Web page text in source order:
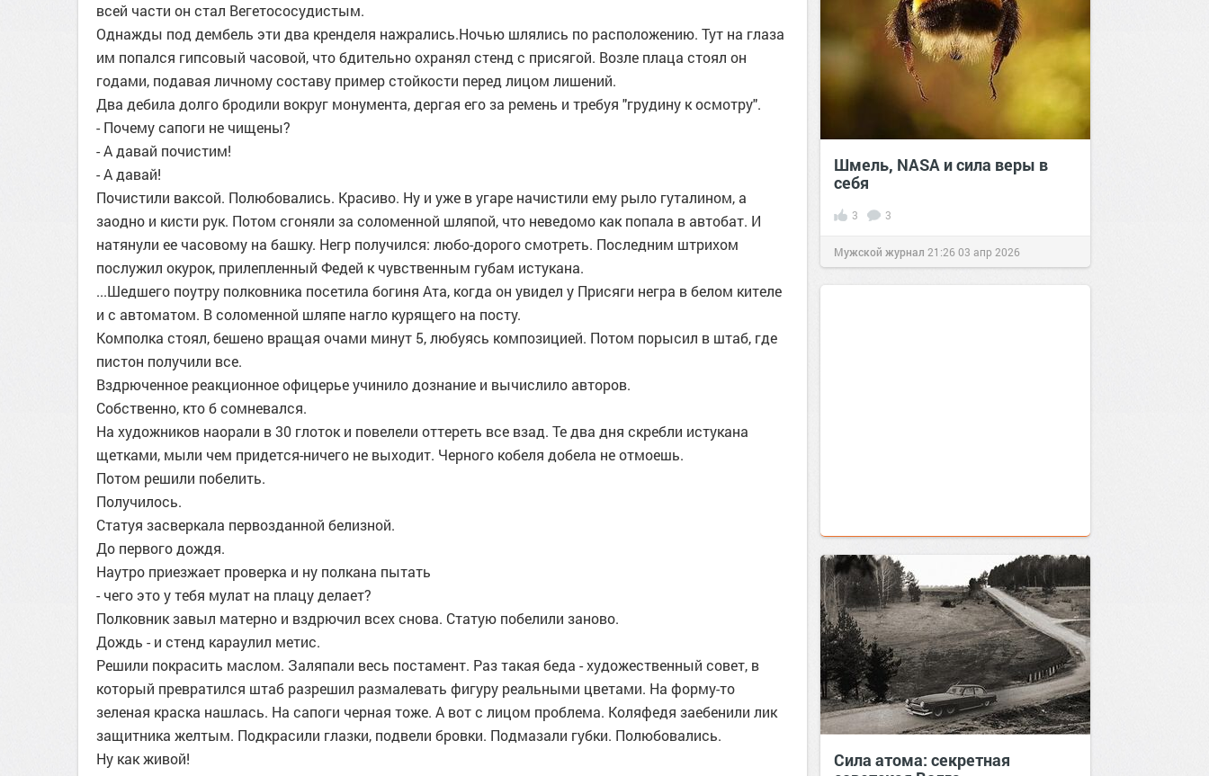
всей части он стал Вегетососудистым.
Однажды под дембель эти два кренделя нажрались.Ночью шлялись по расположению. Тут на глаза
им попался гипсовый часовой, что бдительно охранял стенд с присягой. Возле плаца стоял он
годами, подавая личному составу пример стойкости перед лицом лишений.
Два дебила долго бродили вокруг монумента, дергая его за ремень и требуя "грудину к осмотру".
- Почему сапоги не чищены?
- А давай почистим!
- А давай!
Почистили ваксой. Полюбовались. Красиво. Ну и уже в угаре начистили ему рыло гуталином, а
заодно и кисти рук. Потом сгоняли за соломенной шляпой, что неведомо как попала в автобат. И
натянули ее часовому на башку. Негр получился: любо-дорого смотреть. Последним штрихом
послужил окурок, прилепленный Федей к чувственным губам истукана.
...Шедшего поутру полковника посетила богиня Ата, когда он увидел у Присяги негра в белом кителе
и с автоматом. В соломенной шляпе нагло курящего на посту.
Комполка стоял, бешено вращая очами минут 5, любуясь композицией. Потом порысил в штаб, где
пистон получили все.
Вздрюченное реакционное офицерье учинило дознание и вычислило авторов.
Собственно, кто б сомневался.
На художников наорали в 30 глоток и повелели оттереть все взад. Те два дня скребли истукана
щетками, мыли чем придется-ничего не выходит. Черного кобеля добела не отмоешь.
Потом решили побелить.
Получилось.
Статуя засверкала первозданной белизной.
До первого дождя.
Наутро приезжает проверка и ну полкана пытать
- чего это у тебя мулат на плацу делает?
Полковник завыл матерно и вздрючил всех снова. Статую побелили заново.
Дождь - и стенд караулил метис.
Решили покрасить маслом. Заляпали весь постамент. Раз такая беда - художественный совет, в
который превратился штаб разрешил размалевать фигуру реальными цветами. На форму-то
зеленая краска нашлась. На сапоги черная тоже. А вот с лицом проблема. Коляфедя заебенили лик
защитника желтым. Подкрасили глазки, подвели бровки. Подмазали губки. Полюбовались.
Ну как живой!
Шмель, NASA и сила веры в
себя
3 3
Мужской журнал 21:2603 апр 2026
Сила атома: секретная